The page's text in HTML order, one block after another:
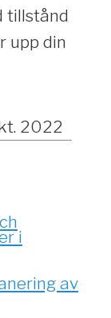
tillstånd
upp din
2022
i
av